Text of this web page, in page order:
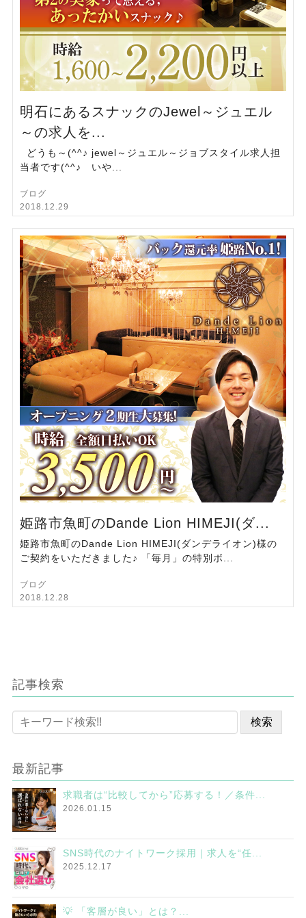
明石にあるスナックのJewel～ジュエル
～の求人を...
どうも～(^^♪ jewel～ジュエル～ジョブスタイル求人担
当者です(^^♪ いや...
ブログ
2018.12.29
姫路市魚町のDande Lion HIMEJI(ダ...
姫路市魚町のDande Lion HIMEJI(ダンデライオン)様の
ご契約をいただきました♪ 「毎月」の特別ボ...
ブログ
2018.12.28
記事検索
最新記事
求職者は“比較してから”応募する！／条件...
2026.01.15
SNS時代のナイトワーク採用｜求人を“任...
2025.12.17
💡 「客層が良い」とは？...